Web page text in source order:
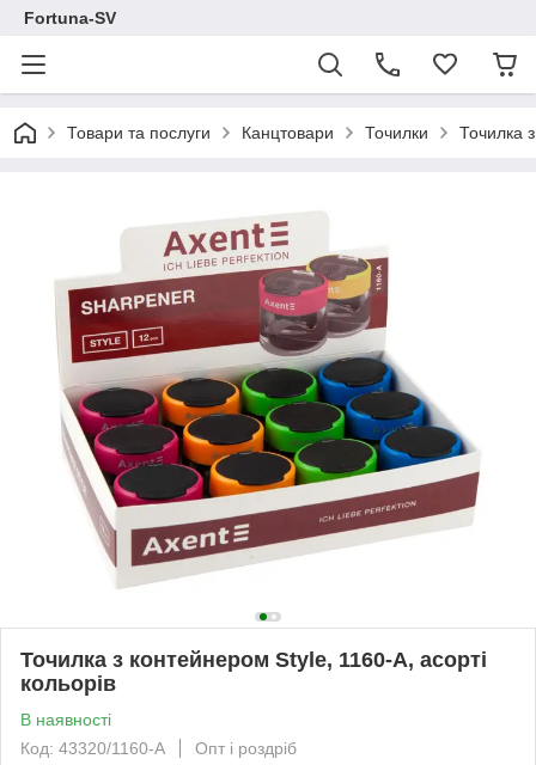
Fortuna-SV
Товари та послуги Канцтовари Точилки Точилка
Точилка з контейнером Style, 1160-A, асорті
кольорів
В наявності
Код: 43320/1160-A
Опт і роздріб